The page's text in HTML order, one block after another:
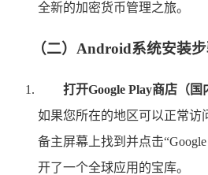
全新的加密货币管理之旅。
（二）Android系统安装
打开Google Play商店（国
如果您所在的地区可以正常访
备主屏幕上找到并点击
开了一个全球应用的宝库。